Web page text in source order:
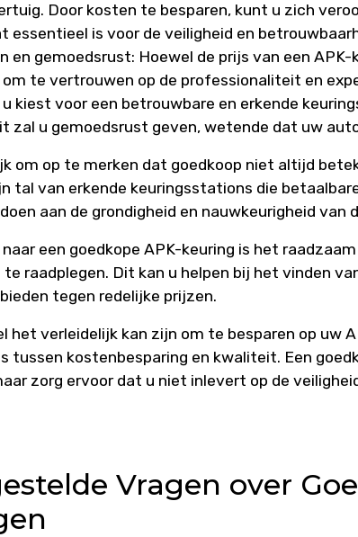
Door kosten te besparen, kunt u zich
essentieel is voor de veiligheid en
en gemoedsrust: Hoewel de prijs van een
te vertrouwen op de professionaliteit en
kiest voor een betrouwbare en erkende
zal u gemoedsrust geven, wetende dat uw
om op te merken dat goedkoop niet altijd
tal van erkende keuringsstations die
aan de grondigheid en nauwkeurigheid van
een goedkope APK-keuring is het
te raadplegen. Dit kan u helpen bij het vinden
tegen redelijke prijzen.
het verleidelijk kan zijn om te besparen op uw
tussen kostenbesparing en kwaliteit. Een
zorg ervoor dat u niet inlevert op de
Vragen over